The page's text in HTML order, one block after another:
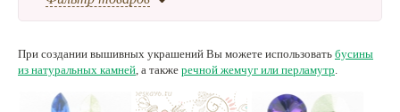
Натуральные камни
Каталог
Новинки!
При создании вышивных украшений Вы можете использовать бусины
из натуральных камней, а также речной жемчуг или перламутр.